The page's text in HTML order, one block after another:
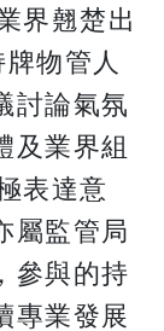
界翹楚出
物管人
討論氣氛
及業界組
表達意
屬監管局
參與的持
專業發展